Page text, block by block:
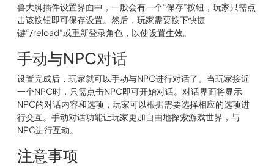
兽大脚插件设置界面中，一般会有一个“保存”按钮，玩家只需点
击该按钮即可保存设置。然后，玩家需要按下快捷
键“/reload”或重新登录角色，以使设置生效。
手动与NPC对话
设置完成后，玩家就可以手动与NPC进行对话了。当玩家接近
一个NPC时，只需点击NPC即可开始对话。对话界面将显示
NPC的对话内容和选项，玩家可以根据需要选择相应的选项进
行交互。手动对话功能让玩家更加自由地探索游戏世界，与
NPC进行互动。
注意事项